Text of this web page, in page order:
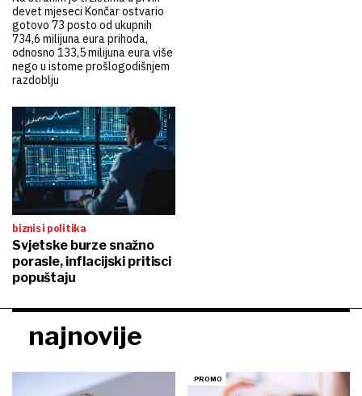
devet mjeseci Končar ostvario
gotovo 73 posto od ukupnih
734,6 milijuna eura prihoda,
odnosno 133,5 milijuna eura više
nego u istome prošlogodišnjem
razdoblju
biznis i politika
Svjetske burze snažno
porasle, inflacijski pritisci
popuštaju
najnovije